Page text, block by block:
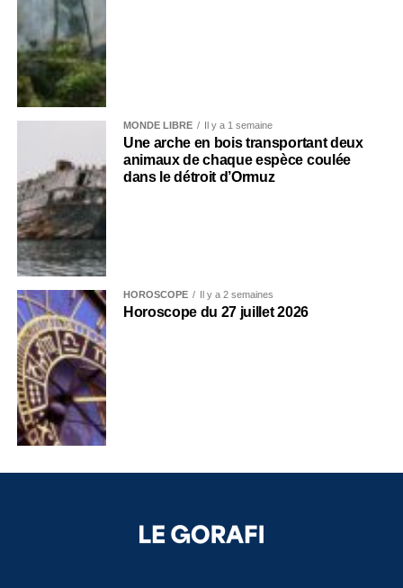
MONDE LIBRE Il y a 1 semaine
Une arche en bois transportant deux
animaux de chaque espèce coulée
dans le détroit d’Ormuz
HOROSCOPE Il y a 2 semaines
Horoscope du 27 juillet 2026